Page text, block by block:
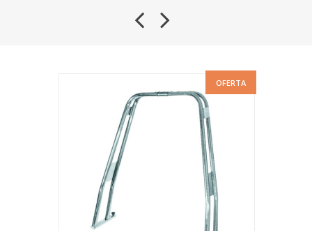
OFERTA